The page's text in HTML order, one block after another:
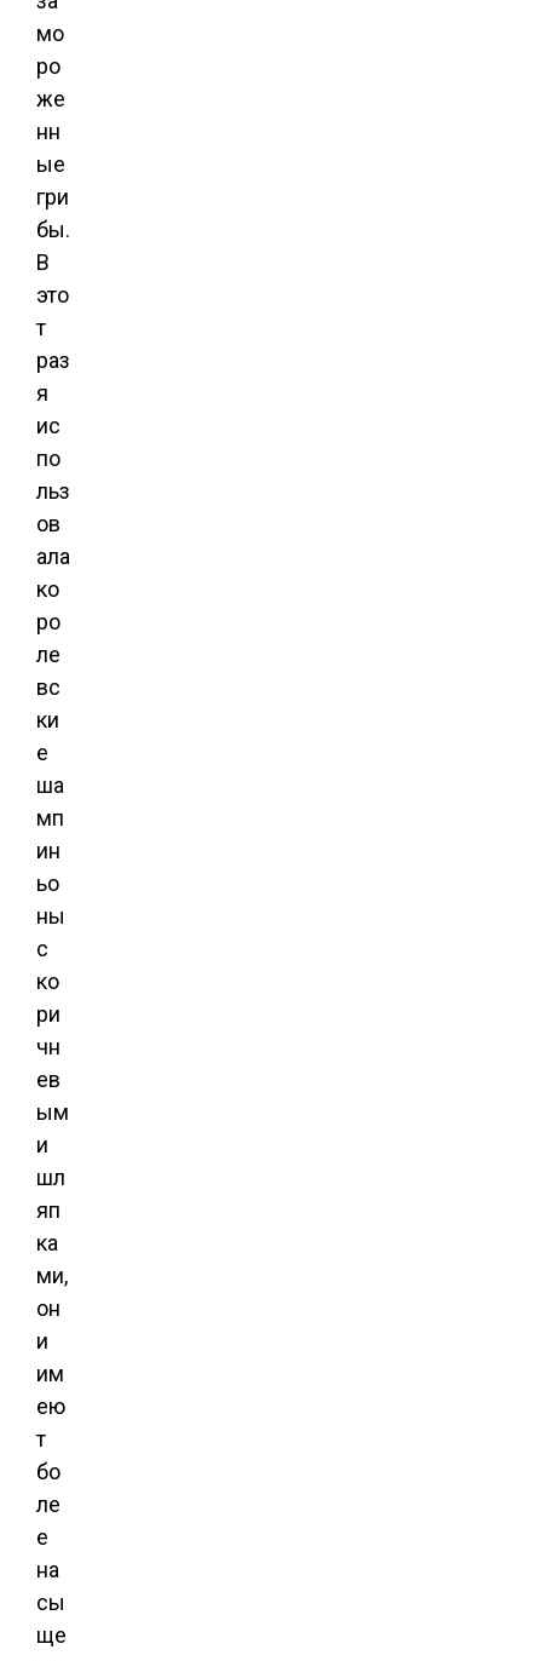
мо
ро
же
нн
ые
гри
бы.
В
это
т
раз
я
ис
по
льз
ов
ала
ко
ро
ле
вс
ки
е
ша
мп
ин
ьо
ны
с
ко
ри
чн
ев
ым
и
шл
яп
ка
ми,
он
и
им
ею
т
бо
ле
е
на
сы
ще